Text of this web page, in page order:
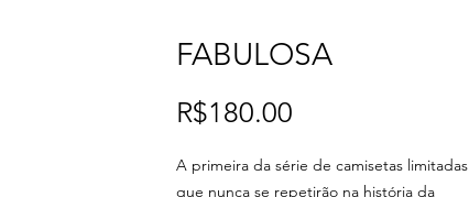
FABULOSA
R$180.00
A primeira da série de camisetas limitadas
que nunca se repetirão na história da